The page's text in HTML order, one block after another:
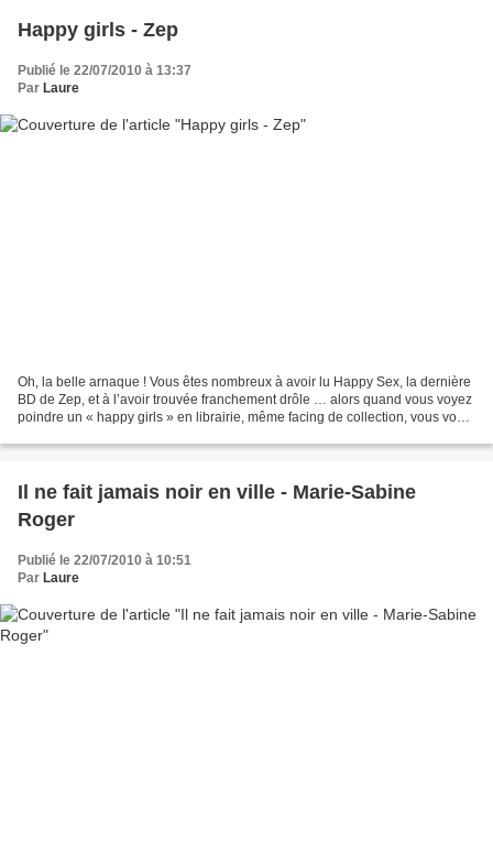
Happy girls - Zep
Publié le 22/07/2010 à 13:37
Par Laure
Oh, la belle arnaque ! Vous êtes nombreux à avoir lu Happy Sex, la dernière
BD de Zep, et à l’avoir trouvée franchement drôle … alors quand vous voyez
poindre un « happy girls » en librairie, même facing de collection, vous vous
Il ne fait jamais noir en ville - Marie-Sabine
Roger
Publié le 22/07/2010 à 10:51
Par Laure